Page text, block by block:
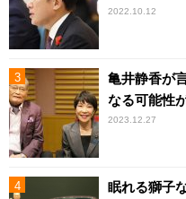
2022.10.12
亀井静香が
なる可能性
2023.12.27
眠れる獅子